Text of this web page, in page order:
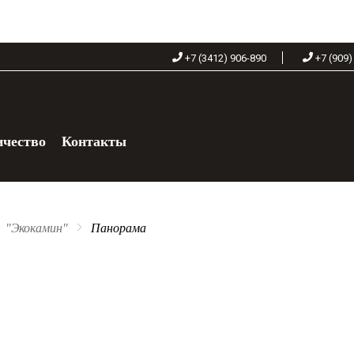
+7 (3412) 906-890 +7
Контакты
"Экокамин" Панорама